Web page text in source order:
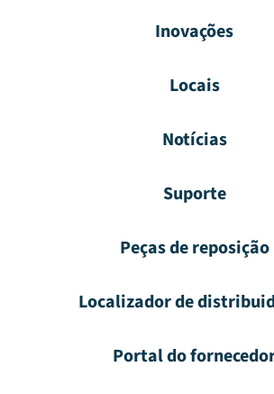
Inovações
Locais
Notícias
Suporte
Peças de reposição
Localizador de
Portal do